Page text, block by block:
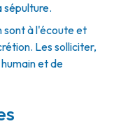
sépulture.
sont à l'écoute et
Les solliciter,
et de